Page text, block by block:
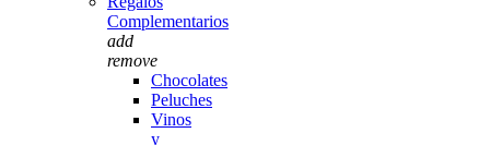
Complementarios
add
remove
Chocolates
Peluches
Vinos
y